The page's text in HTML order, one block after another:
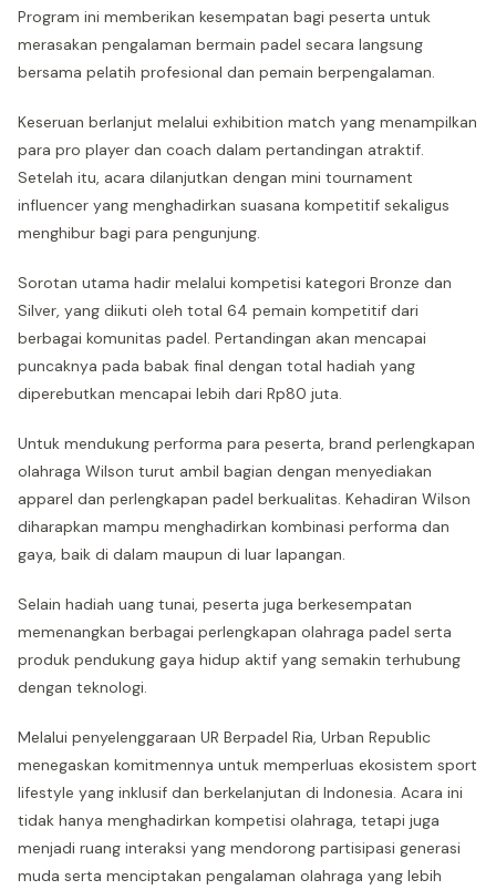
Program ini memberikan kesempatan bagi peserta untuk
merasakan pengalaman bermain padel secara langsung
bersama pelatih profesional dan pemain berpengalaman.
Keseruan berlanjut melalui exhibition match yang menampilkan
para pro player dan coach dalam pertandingan atraktif.
Setelah itu, acara dilanjutkan dengan mini tournament
influencer yang menghadirkan suasana kompetitif sekaligus
menghibur bagi para pengunjung.
Sorotan utama hadir melalui kompetisi kategori Bronze dan
Silver, yang diikuti oleh total 64 pemain kompetitif dari
berbagai komunitas padel. Pertandingan akan mencapai
puncaknya pada babak final dengan total hadiah yang
diperebutkan mencapai lebih dari Rp80 juta.
Untuk mendukung performa para peserta, brand perlengkapan
olahraga Wilson turut ambil bagian dengan menyediakan
apparel dan perlengkapan padel berkualitas. Kehadiran Wilson
diharapkan mampu menghadirkan kombinasi performa dan
gaya, baik di dalam maupun di luar lapangan.
Selain hadiah uang tunai, peserta juga berkesempatan
memenangkan berbagai perlengkapan olahraga padel serta
produk pendukung gaya hidup aktif yang semakin terhubung
dengan teknologi.
Melalui penyelenggaraan UR Berpadel Ria, Urban Republic
menegaskan komitmennya untuk memperluas ekosistem sport
lifestyle yang inklusif dan berkelanjutan di Indonesia. Acara ini
tidak hanya menghadirkan kompetisi olahraga, tetapi juga
menjadi ruang interaksi yang mendorong partisipasi generasi
muda serta menciptakan pengalaman olahraga yang lebih